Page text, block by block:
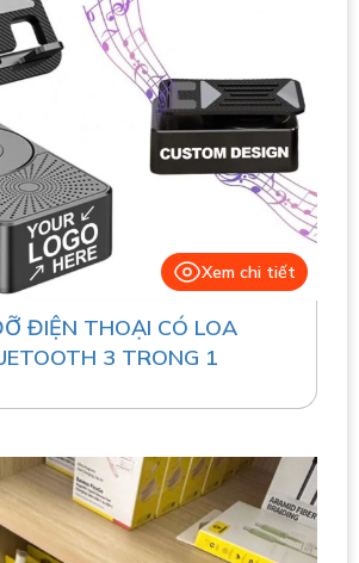
Xem chi tiết
ĐIỆN THOẠI CÓ LOA
3 TRONG 1